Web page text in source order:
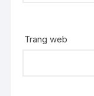
Trang web